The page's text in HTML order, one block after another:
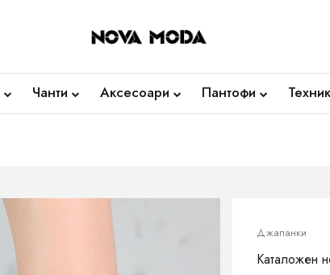
Чанти Аксесоари Пантофи
Джапанки
Каталожен